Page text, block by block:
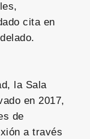
cita en
la Sala
en 2017,
de
a través